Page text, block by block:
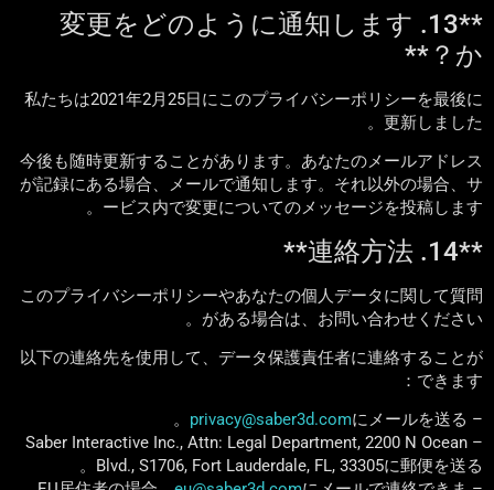
**13. 変更をどのように通知します
か？**
私たちは2021年2月25日にこのプライバシーポリシーを最後に
更新しました。
今後も随時更新することがあります。あなたのメールアドレス
が記録にある場合、メールで通知します。それ以外の場合、サ
ービス内で変更についてのメッセージを投稿します。
**14. 連絡方法**
このプライバシーポリシーやあなたの個人データに関して質問
がある場合は、お問い合わせください。
以下の連絡先を使用して、データ保護責任者に連絡することが
できます：
–
privacy@saber3d.comにメールを送る。
– Saber Interactive Inc., Attn: Legal Department, 2200 N Ocean
Blvd., S1706, Fort Lauderdale, FL, 33305に郵便を送る。